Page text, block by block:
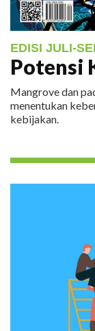
EDISI JULI-
Potensi
Mangrove dan
menentukan
kebijakan.